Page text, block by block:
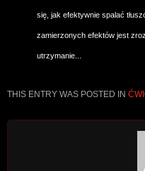
się, jak efektywnie spalać
zamierzonych efektów jest
utrzymanie...
THIS ENTRY WAS POSTED IN